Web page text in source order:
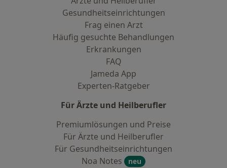
Gesundheitseinrichtungen
Frag einen Arzt
Häufig gesuchte Behandlungen
Erkrankungen
FAQ
Jameda App
Experten-Ratgeber
Für Ärzte und Heilberufler
Premiumlösungen und Preise
Für Ärzte und Heilberufler
Für Gesundheitseinrichtungen
Noa Notes
neu